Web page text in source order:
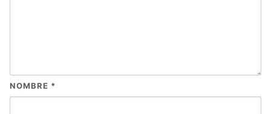
NOMBRE *